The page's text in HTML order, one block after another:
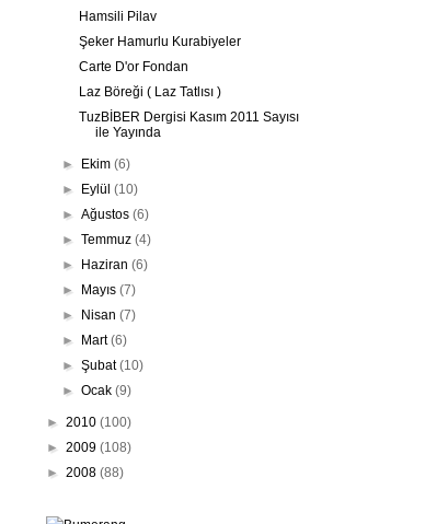
Hamsili Pilav
Şeker Hamurlu Kurabiyeler
Carte D'or Fondan
Laz Böreği ( Laz Tatlısı )
TuzBİBER Dergisi Kasım 2011 Sayısı
ile Yayında
► Ekim(6)
► Eylül(10)
►Ağustos(6)
►Temmuz(4)
► Haziran(6)
► Mayıs(7)
► Nisan(7)
► Mart(6)
►Şubat(10)
►Ocak(9)
► 2010 (100)
► 2009 (108)
► 2008 (88)